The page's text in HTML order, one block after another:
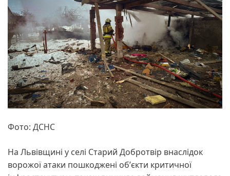
Фото: ДСНС
На Львівщині у селі Старий Добротвір внаслідок
ворожої атаки пошкоджені обʼєкти критичної